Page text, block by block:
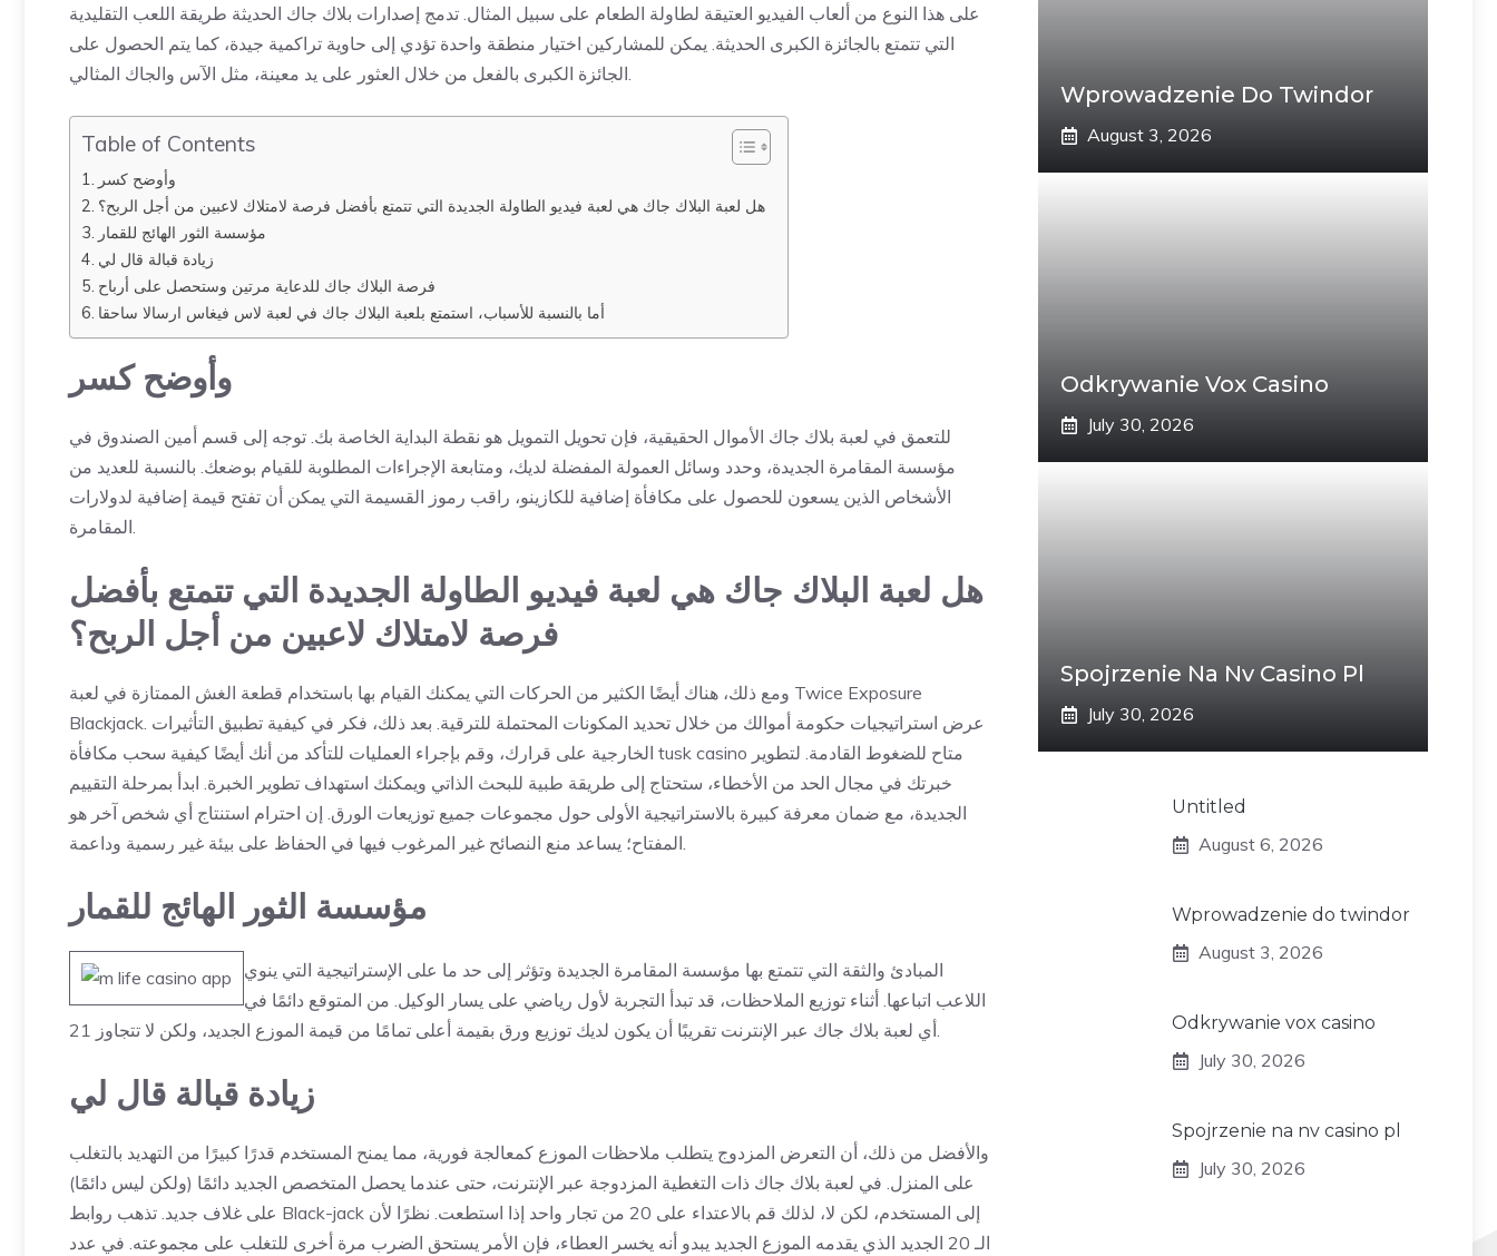
على هذا النوع من ألعاب الفيديو العتيقة لطاولة الطعام على سبيل المثال. تدمج إصدارات بلاك جاك الحديثة طريقة اللعب التقليدية
التي تتمتع بالجائزة الكبرى الحديثة. يمكن للمشاركين اختيار منطقة واحدة تؤدي إلى حاوية تراكمية جيدة، كما يتم الحصول على
الجائزة الكبرى بالفعل من خلال العثور على يد معينة، مثل الآس والجاك المثالي.
Table of Contents
وأوضح كسر
هل لعبة البلاك جاك هي لعبة فيديو الطاولة الجديدة التي تتمتع بأفضل فرصة لامتلاك لاعبين من أجل الربح؟
مؤسسة الثور الهائج للقمار
زيادة قبالة قال لي
فرصة البلاك جاك للدعاية مرتين وستحصل على أرباح
أما بالنسبة للأسباب، استمتع بلعبة البلاك جاك في لعبة لاس فيغاس ارسالا ساحقا
وأوضح كسر
للتعمق في لعبة بلاك جاك الأموال الحقيقية، فإن تحويل التمويل هو نقطة البداية الخاصة بك. توجه إلى قسم أمين الصندوق في
مؤسسة المقامرة الجديدة، وحدد وسائل العمولة المفضلة لديك، ومتابعة الإجراءات المطلوبة للقيام بوضعك. بالنسبة للعديد من
الأشخاص الذين يسعون للحصول على مكافأة إضافية للكازينو، راقب رموز القسيمة التي يمكن أن تفتح قيمة إضافية لدولارات
المقامرة.
هل لعبة البلاك جاك هي لعبة فيديو الطاولة الجديدة التي تتمتع بأفضل
فرصة لامتلاك لاعبين من أجل الربح؟
ومع ذلك، هناك أيضًا الكثير من الحركات التي يمكنك القيام بها باستخدام قطعة الغش الممتازة في لعبة Twice Exposure
Blackjack. عرض استراتيجيات حكومة أموالك من خلال تحديد المكونات المحتملة للترقية. بعد ذلك، فكر في كيفية تطبيق التأثيرات
الخارجية على قرارك، وقم بإجراء العمليات للتأكد من أنك أيضًا كيفية سحب مكافأة tusk casino
خبرتك في مجال الحد من الأخطاء، ستحتاج إلى طريقة طبية للبحث الذاتي ويمكنك استهداف تطوير الخبرة. ابدأ بمرحلة التقييم
الجديدة، مع ضمان معرفة كبيرة بالاستراتيجية الأولى حول مجموعات جميع توزيعات الورق. إن احترام استنتاج أي شخص آخر هو
المفتاح؛ يساعد منع النصائح غير المرغوب فيها في الحفاظ على بيئة غير رسمية وداعمة.
مؤسسة الثور الهائج للقمار
المبادئ والثقة التي تتمتع بها مؤسسة المقامرة الجديدة وتؤثر إلى حد ما على الإستراتيجية التي ينوي
اللاعب اتباعها. أثناء توزيع الملاحظات، قد تبدأ التجربة لأول رياضي على يسار الوكيل. من المتوقع دائمًا في
أي لعبة بلاك جاك عبر الإنترنت تقريبًا أن يكون لديك توزيع ورق بقيمة أعلى تمامًا من قيمة الموزع الجديد، ولكن لا تتجاوز 21.
زيادة قبالة قال لي
والأفضل من ذلك، أن التعرض المزدوج يتطلب ملاحظات الموزع كمعالجة فورية، مما يمنح المستخدم قدرًا كبيرًا من التهديد بالتغلب
على المنزل. في لعبة بلاك جاك ذات التغطية المزدوجة عبر الإنترنت، حتى عندما يحصل المتخصص الجديد دائمًا (ولكن ليس دائمًا)
على غلاف جديد. تذهب روابط Black-jack إلى المستخدم، لكن لا، لذلك قم بالاعتداء على 20 من تجار واحد إذا استطعت. نظرًا لأن
الـ 20 الجديد الذي يقدمه الموزع الجديد يبدو أنه يخسر العطاء، فإن الأمر يستحق الضرب مرة أخرى للتغلب على مجموعته. في عدد
Wprowadzenie Do Twindor
August 3, 2026
Odkrywanie Vox Casino
July 30, 2026
Spojrzenie Na Nv Casino Pl
July 30, 2026
Untitled
August 6, 2026
Wprowadzenie do twindor
August 3, 2026
Odkrywanie vox casino
July 30, 2026
Spojrzenie na nv casino pl
July 30, 2026